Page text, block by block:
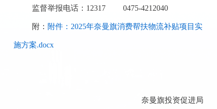
监督举报电话： 12317 0475-4212040
附： 附件：2025年奈曼旗消费帮扶物流补贴项目实
施方案.docx
奈曼旗投资促进局